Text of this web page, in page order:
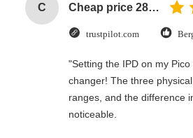
C Cheap price 28mm Aluminium Curtain Rod 1.2mm thickness with plastic final
trustpilot.com
"Setting the IPD on my
changer! The three
ranges, and the difference
noticeable.